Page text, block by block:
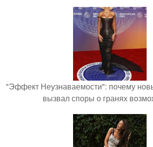
"Эффект Неузнаваемости": почему
вызвал споры о гранях